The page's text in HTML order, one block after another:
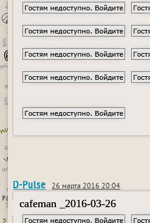
D-Pulse 26 марта 2016 20:04
cafeman _2016-03-26